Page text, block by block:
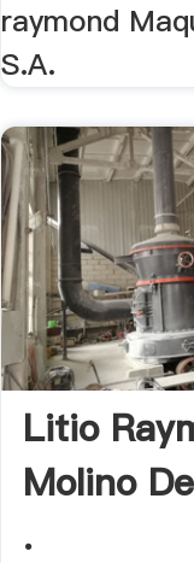
raymond
S.A.
Litio
Molino
.